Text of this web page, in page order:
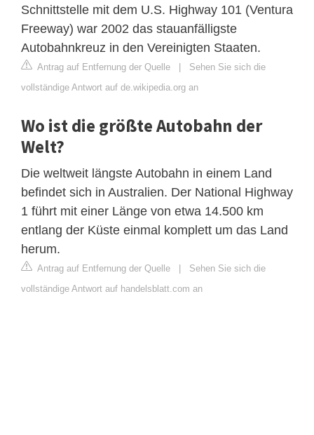
Schnittstelle mit dem U.S. Highway 101 (Ventura
Freeway) war 2002 das stauanfälligste
Autobahnkreuz in den Vereinigten Staaten.
Antrag auf Entfernung der Quelle | Sehen Sie sich die
vollständige Antwort auf de.wikipedia.org an
Wo ist die größte Autobahn der
Welt?
Die weltweit längste Autobahn in einem Land
befindet sich in Australien. Der National Highway
1 führt mit einer Länge von etwa 14.500 km
entlang der Küste einmal komplett um das Land
herum.
Antrag auf Entfernung der Quelle | Sehen Sie sich die
vollständige Antwort auf handelsblatt.com an